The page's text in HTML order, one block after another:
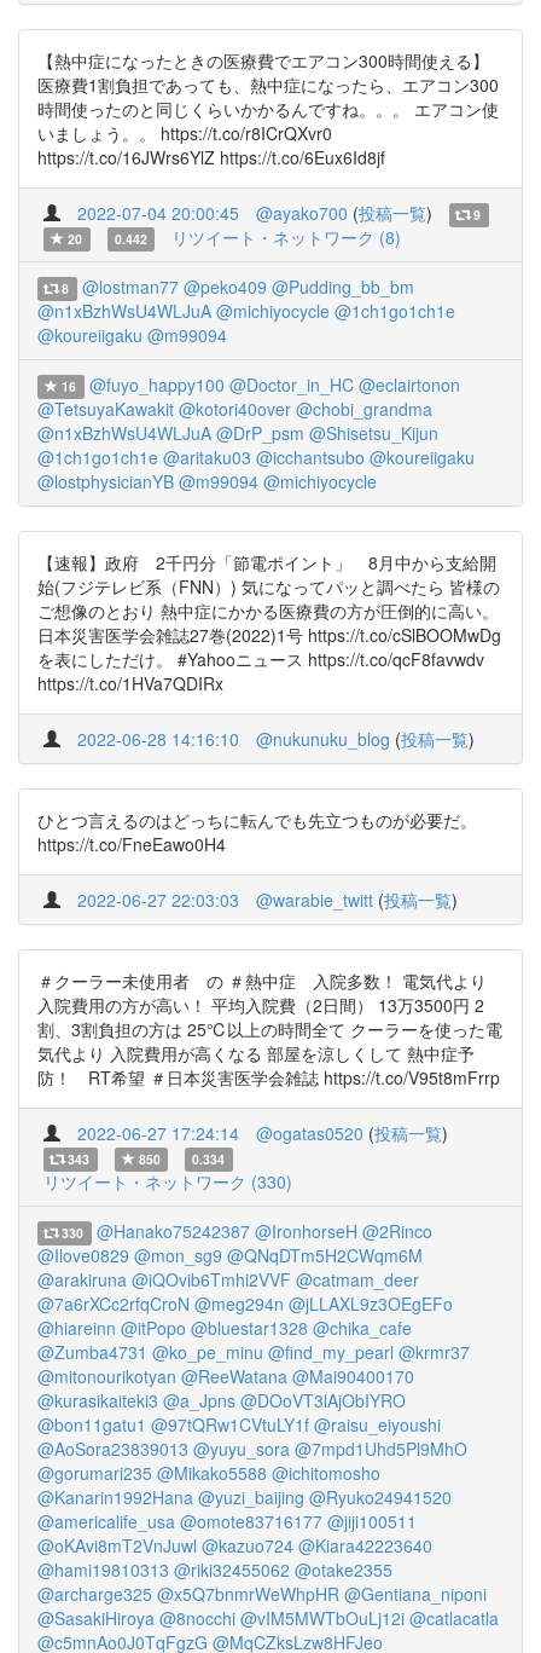
【熱中症になったときの医療費でエアコン300時間使える】
医療費1割負担であっても、熱中症になったら、エアコン300
時間使ったのと同じくらいかかるんですね。。。 エアコン使
いましょう。。 https://t.co/r8ICrQXvr0
https://t.co/16JWrs6YlZ https://t.co/6Eux6Id8jf
2022-07-04 20:00:45 @ayako700 (投稿一覧)
9
20
0.442 リツイート・ネットワーク (8)
8 @lostman77 @peko409 @Pudding_bb_bm
@n1xBzhWsU4WLJuA @michiyocycle @1ch1go1ch1e
@koureiigaku @m99094
16 @fuyo_happy100 @Doctor_in_HC @eclairtonon
@TetsuyaKawakit @kotori40over @chobi_grandma
@n1xBzhWsU4WLJuA @DrP_psm @Shisetsu_Kijun
@1ch1go1ch1e @aritaku03 @icchantsubo @koureiigaku
@lostphysicianYB @m99094 @michiyocycle
【速報】政府 2千円分「節電ポイント」 8月中から支給開
始(フジテレビ系（FNN）) 気になってパッと調べたら 皆様の
ご想像のとおり 熱中症にかかる医療費の方が圧倒的に高い。
日本災害医学会雑誌27巻(2022)1号 https://t.co/cSlBOOMwDg
を表にしただけ。 #Yahooニュース https://t.co/qcF8favwdv
https://t.co/1HVa7QDIRx
2022-06-28 14:16:10 @nukunuku_blog (投稿一覧)
ひとつ言えるのはどっちに転んでも先立つものが必要だ。
https://t.co/FneEawo0H4
2022-06-27 22:03:03 @warabie_twitt (投稿一覧)
＃クーラー未使用者 の ＃熱中症 入院多数！ 電気代より
入院費用の方が高い！ 平均入院費（2日間） 13万3500円 2
割、3割負担の方は 25℃以上の時間全て クーラーを使った電
気代より 入院費用が高くなる 部屋を涼しくして 熱中症予
防！ RT希望 ＃日本災害医学会雑誌 https://t.co/V95t8mFrrp
2022-06-27 17:24:14 @ogatas0520 (投稿一覧)
343 850 0.334
リツイート・ネットワーク (330)
330 @Hanako75242387 @IronhorseH @2Rinco
@Ilove0829 @mon_sg9 @QNqDTm5H2CWqm6M
@arakiruna @iQOvib6Tmhi2VVF @catmam_deer
@7a6rXCc2rfqCroN @meg294n @jLLAXL9z3OEgEFo
@hiareinn @itPopo @bluestar1328 @chika_cafe
@Zumba4731 @ko_pe_minu @find_my_pearl @krmr37
@mitonourikotyan @ReeWatana @Mai90400170
@kurasikaiteki3 @a_Jpns @DOoVT3lAjObIYRO
@bon11gatu1 @97tQRw1CVtuLY1f @raisu_eiyoushi
@AoSora23839013 @yuyu_sora @7mpd1Uhd5Pl9MhO
@gorumari235 @Mikako5588 @ichitomosho
@Kanarin1992Hana @yuzi_baijing @Ryuko24941520
@americalife_usa @omote83716177 @jiji100511
@oKAvi8mT2VnJuwl @kazuo724 @Kiara42223640
@hami19810313 @riki32455062 @otake2355
@archarge325 @x5Q7bnmrWeWhpHR @Gentiana_niponi
@SasakiHiroya @8nocchi @vIM5MWTbOuLj12i @catlacatla
@c5mnAo0J0TqFgzG @MqCZksLzw8HFJeo